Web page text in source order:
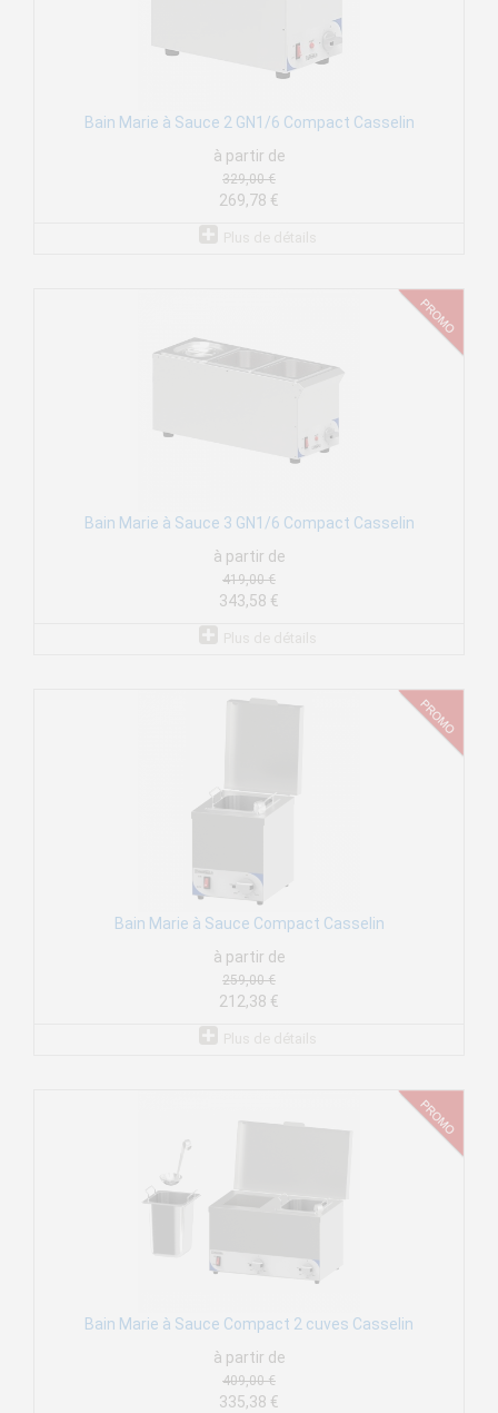
Bain Marie à Sauce 2 GN1/6 Compact Casselin
à partir de
329,00 €
269,78 €
Bain Marie à Sauce 3 GN1/6 Compact Casselin
à partir de
419,00 €
343,58 €
Bain Marie à Sauce Compact Casselin
à partir de
259,00 €
212,38 €
Bain Marie à Sauce Compact 2 cuves Casselin
à partir de
409,00 €
335,38 €